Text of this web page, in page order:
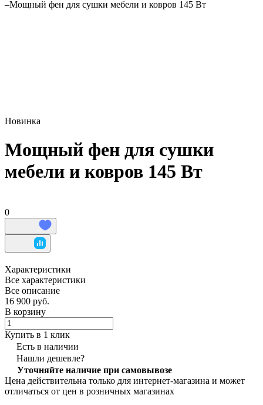
–Мощный фен для сушки мебели и ковров 145 Вт
Новинка
Мощный фен для сушки
мебели и ковров 145 Вт
0
Характеристики
Все характеристики
Все описание
16 900 руб.
В корзину
Купить в 1 клик
Есть в наличии
Нашли дешевле?
Уточняйте наличие при самовывозе
Цена действительна только для интернет-магазина и может
отличаться от цен в розничных магазинах